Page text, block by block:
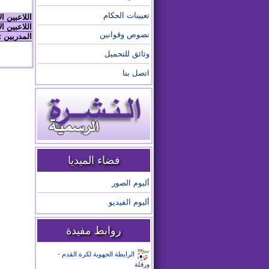
تعيينات الحكام
نصوص وقوانين
وثائق للتحميل
اتصل بنا
فضاء الميديا
ألبوم الصور
ألبوم الفيديو
روابط مفيدة
الرابطة الجهوية لكرة القدم -
ورقلة
اللاعبين
اللاعبين
المدربين :